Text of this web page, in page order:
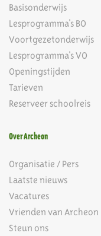
Basisonderwijs
Lesprogramma's BO
Voortgezetonderwijs
Lesprogramma's VO
Openingstijden
Tarieven
Reserveer schoolreis
Over Archeon
Organisatie / Pers
Laatste nieuws
Vacatures
Vrienden van Archeon
Steun ons